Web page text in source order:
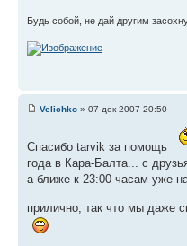
Будь собой, не дай другим
Velichko » 07 дек 2007 20:50
Спасибо tarvik за помощь
года в Кара-Балта... с
а ближе к 23:00 часам уже
прилично, так что мы даже